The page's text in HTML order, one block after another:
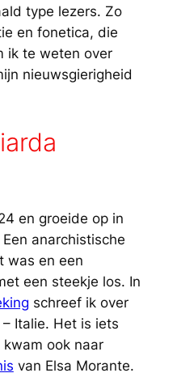
type lezers. Zo
en fonetica, die
ik te weten over
nieuwsgierigheid
en groeide op in
anarchistische
was en een
een steekje los. In
schreef ik over
Italie. Het is iets
ook naar
van Elsa Morante.